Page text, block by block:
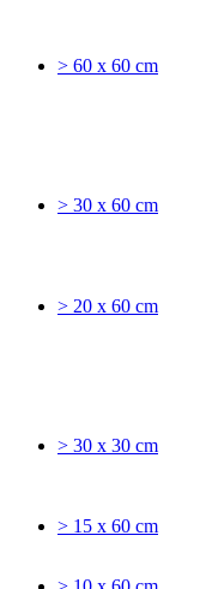
> 60 x 60 cm
> 30 x 60 cm
> 20 x 60 cm
> 30 x 30 cm
> 15 x 60 cm